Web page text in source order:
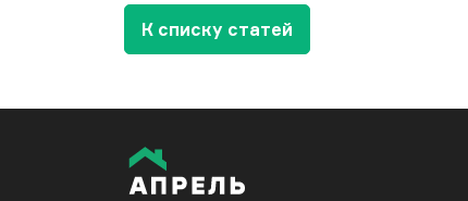
К списку статей